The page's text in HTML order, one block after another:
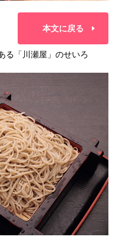
本文に戻る
る「川瀬屋」のせいろ